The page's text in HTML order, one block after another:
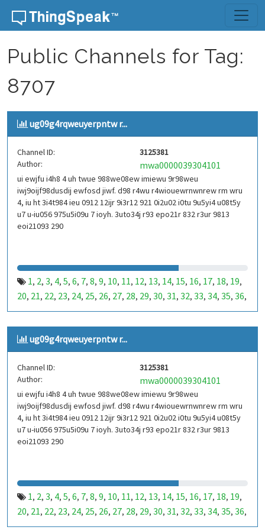
Skip to content
Public Channels for Tag:
8707
ug09g4rqweuyerpntw r...
Channel ID:
3125381
Author:
mwa0000039304101
ui ewjfu i4h8 4 uh twue 988we08ew imiewu 9r98weu
iwj9oijf98dusdij ewfosd jiwf. d98 r4wu r4wiouewrnwnrew rm wru
4, iu ht 3i4t984 ieu 0912 12ijr 9i3r12 921 0i2u02 i0tu 9u5yi4 u08t5y
u7 u-iu056 975u5i09u 7 ioyh. 3uto34j r93 epo21r 832 r3ur 9813
eoi21093 290
1, 2, 3, 4, 5, 6, 7, 8, 9, 10, 11, 12, 13, 14, 15, 16, 17, 18, 19,
20, 21, 22, 23, 24, 25, 26, 27, 28, 29, 30, 31, 32, 33, 34, 35, 36,
37,38,39,40,41,42,43,44,45,46,47,48,49,50,51,52,53,
99,100,101,102,103,104,105,106,107,108,109,110,
111,112,113,114,115,116,
123,124,125,126,127,128,129,130,131,132,133,134,
135,136,137 141,142,143
147,148 153,154,155,156,157,158
159,160,161,162,163,164,165 ,166,167,168,
171 ,172,173 ,174,175,176,177,178,179 ,180,181 ,182,
183,184,185,186, 187,188,189 ,190,191,192,193,194
195,196 ,197
231,232,233,234,235,236,237,238,239,
243, 244, 245, 246, 247,248,249,250 ,251,252, 253 ,254,
255 ,256,257, 258,259,260,261,262,263 ,264,265 , 266
ug09g4rqweuyerpntw r...
Channel ID:
3125381
Author:
mwa0000039304101
ui ewjfu i4h8 4 uh twue 988we08ew imiewu 9r98weu
iwj9oijf98dusdij ewfosd jiwf. d98 r4wu r4wiouewrnwnrew rm wru
4, iu ht 3i4t984 ieu 0912 12ijr 9i3r12 921 0i2u02 i0tu 9u5yi4 u08t5y
u7 u-iu056 975u5i09u 7 ioyh. 3uto34j r93 epo21r 832 r3ur 9813
eoi21093 290
1, 2, 3, 4, 5, 6, 7, 8, 9, 10, 11, 12, 13, 14, 15, 16, 17, 18, 19,
20, 21, 22, 23, 24, 25, 26, 27, 28, 29, 30, 31, 32, 33, 34, 35, 36,
37,38,39,40,41,42,43,44,45,46,47,48,49,50,51,52,53,